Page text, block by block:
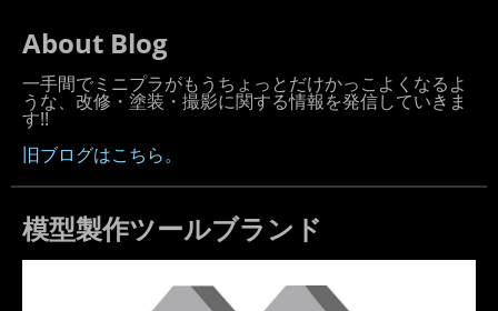
About Blog
一手間でミニプラがもうちょっとだけかっこよくなるよ
うな、改修・塗装・撮影に関する情報を発信していきま
す!!
旧ブログはこちら。
模型製作ツールブランド